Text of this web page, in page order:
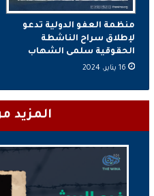
منظمة العفو الدولية تدعو
لإطلاق سراح الناشطة
الحقوقية سلمى الشهاب
16 يناير، 2024
المزيد